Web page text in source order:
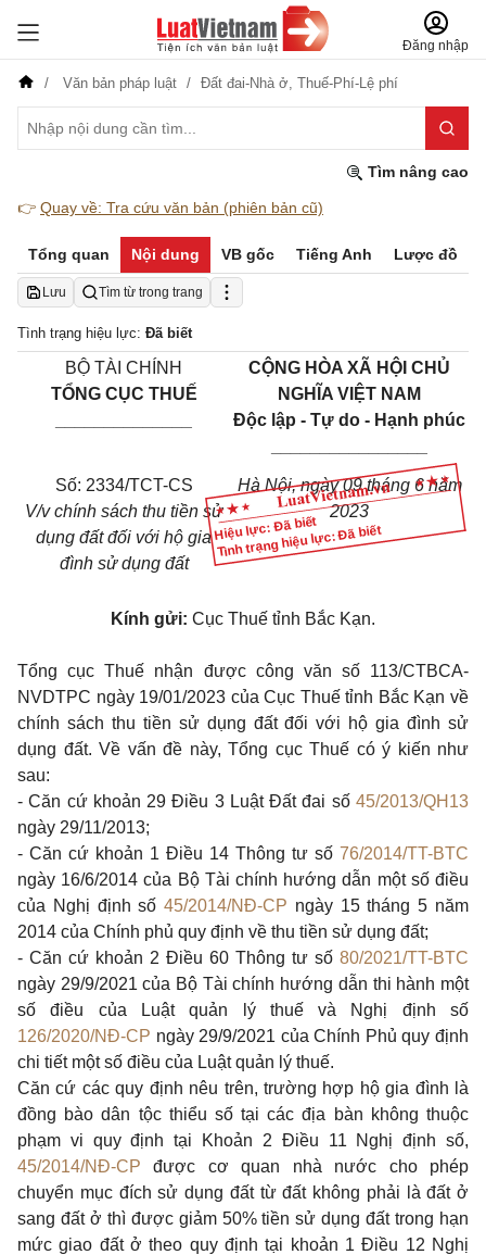
Đăng nhập
Văn bản pháp luật Đất đai-Nhà ở, Thuế-Phí-Lệ phí
Tìm nâng cao
👉 Quay về: Tra cứu văn bản (phiên bản cũ)
Tổng quan Nội dung VB gốc Tiếng Anh Lược đồ
Lưu Tìm từ trong trang
Tình trạng hiệu lực: Đã biết
Hiệu lực: Đã biết
Tình trạng hiệu lực: Đã biết
BỘ TÀI CHÍNH
TỔNG CỤC THUẾ
CỘNG HÒA XÃ HỘI CHỦ
NGHĨA VIỆT NAM
Độc lập - Tự do - Hạnh phúc
Số: 2334/TCT-CS
V/v chính sách thu tiền sử
dụng đất đối với hộ gia
đình sử dụng đất
Hà Nội, ngày 09 tháng 6 năm
2023
Kính gửi: Cục Thuế tỉnh Bắc Kạn.
Tổng cục Thuế nhận được công văn số 113/CTBCA-
NVDTPC ngày 19/01/2023 của Cục Thuế tỉnh Bắc Kạn về
chính sách thu tiền sử dụng đất đối với hộ gia đình sử
dụng đất. Về vấn đề này, Tổng cục Thuế có ý kiến như
sau:
- Căn cứ khoản 29 Điều 3 Luật Đất đai số45/2013/QH13
ngày 29/11/2013;
- Căn cứ khoản 1 Điều 14 Thông tư số 76/2014/TT-BTC
ngày 16/6/2014 của Bộ Tài chính hướng dẫn một số điều
của Nghị định số45/2014/NĐ-CP ngày 15 tháng 5 năm
2014 của Chính phủ quy định về thu tiền sử dụng đất;
- Căn cứ khoản 2 Điều 60 Thông tư số 80/2021/TT-BTC
ngày 29/9/2021 của Bộ Tài chính hướng dẫn thi hành một
số điều của Luật quản lý thuế và Nghị định số
126/2020/NĐ-CP ngày 29/9/2021 của Chính Phủ quy định
chi tiết một số điều của Luật quản lý thuế.
Căn cứ các quy định nêu trên, trường hợp hộ gia đình là
đồng bào dân tộc thiểu số tại các địa bàn không thuộc
phạm vi quy định tại
Khoản 2 Điều 11 Nghị định số,
45/2014/NĐ-CP được cơ quan nhà nước cho phép
chuyển mục đích sử dụng đất từ đất không phải là đất ở
sang đất ở thì được giảm 50% tiền sử dụng đất trong hạn
mức giao đất ở theo quy định tại khoản 1 Điều 12 Nghị